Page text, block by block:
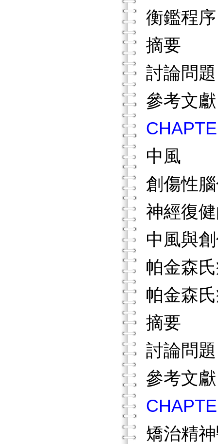
衡鑑程
摘要
討論問
參考文
中風
創傷性
神經復
中風與
帕金森
帕金森
摘要
討論問
參考文獻
矯治精